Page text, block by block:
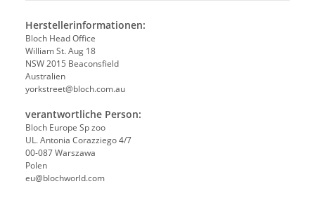
Herstellerinformationen:
Bloch Head Office
William St. Aug 18
NSW 2015 Beaconsfield
Australien
yorkstreet@bloch.com.au
verantwortliche Person:
Bloch Europe Sp zoo
UL. Antonia Corazziego 4/7
00-087 Warszawa
Polen
eu@blochworld.com